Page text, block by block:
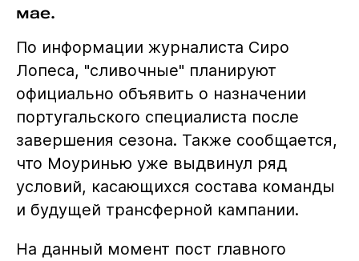
мае.
По информации журналиста Сиро
Лопеса, "сливочные" планируют
официально объявить о назначении
португальского специалиста после
завершения сезона. Также сообщается,
что Моуринью уже выдвинул ряд
условий, касающихся состава команды
и будущей трансферной кампании.
На данный момент пост главного